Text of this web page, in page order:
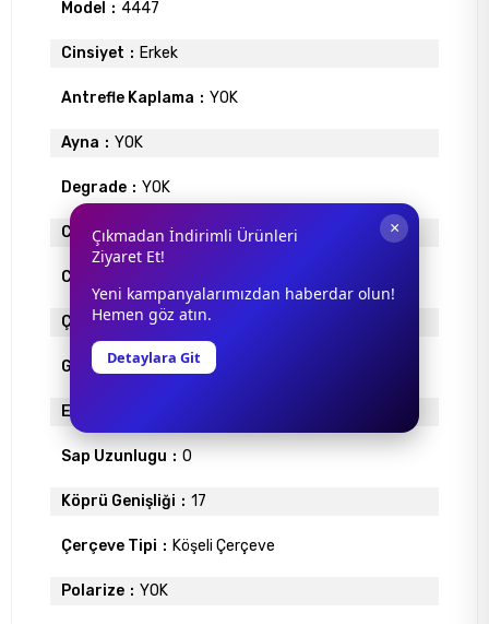
Model 4447
Cinsiyet Erkek
Antrefle Kaplama YOK
Ayna YOK
Degrade YOK
Cam Materyali POLİKARBON
Cam Rengi
Çerçeve Materyali
Gövde Rengi SİYAH
Ekartman
Sap Uzunlugu 0
Köprü Genişliği 17
Çerçeve Tipi Köşeli Çerçeve
Polarize YOK
×
Çıkmadan İndirimli Ürünleri
Ziyaret Et!
Yeni kampanyalarımızdan haberdar olun!
Hemen göz atın.
Detaylara Git